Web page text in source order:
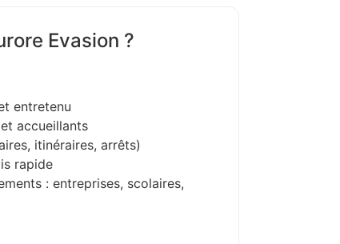
Evasion ?
entretenu
accueillants
itinéraires, arrêts)
rapide
: entreprises, scolaires,